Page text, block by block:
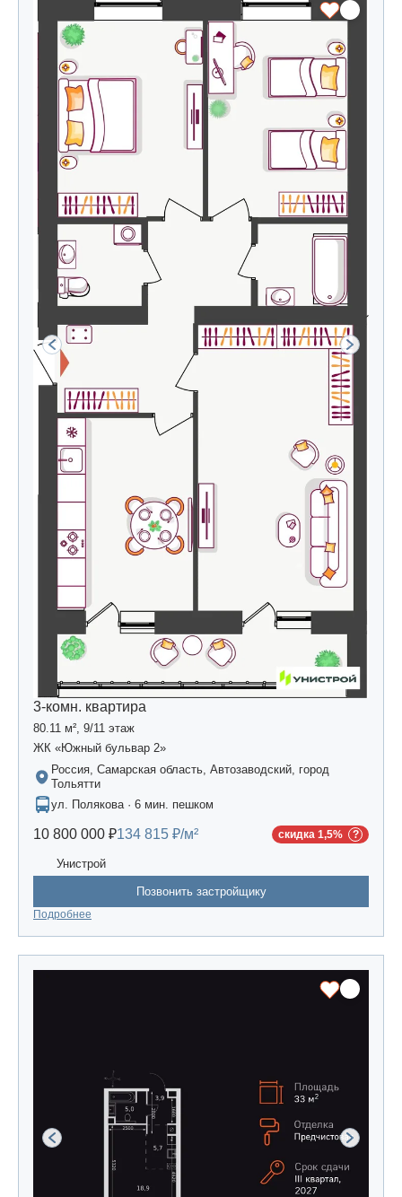
3-комн. квартира
80.11 м², 9/11 этаж
ЖК «Южный бульвар 2»
Россия, Самарская область, Автозаводский, город
Тольятти
ул. Полякова · 6 мин. пешком
10 800 000 ₽134 815 ₽/м² скидка 1,5%
Унистрой
Позвонить застройщику
Подробнее